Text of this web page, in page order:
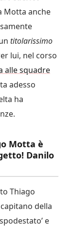
Motta anche
titolarissimo
lui, nel corso
alle squadre
adesso
ha
Motta è
Danilo
Thiago
della
e